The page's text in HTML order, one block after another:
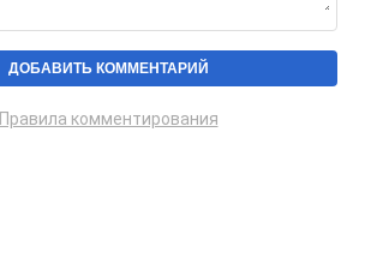
Правила комментирования